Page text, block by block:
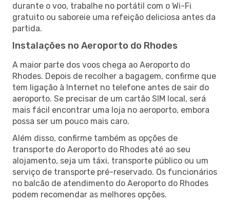
durante o voo, trabalhe no portátil com o Wi-Fi
gratuito ou saboreie uma refeição deliciosa antes da
partida.
Instalações no Aeroporto do Rhodes
A maior parte dos voos chega ao Aeroporto do
Rhodes. Depois de recolher a bagagem, confirme que
tem ligação à Internet no telefone antes de sair do
aeroporto. Se precisar de um cartão SIM local, será
mais fácil encontrar uma loja no aeroporto, embora
possa ser um pouco mais caro.
Além disso, confirme também as opções de
transporte do Aeroporto do Rhodes até ao seu
alojamento, seja um táxi, transporte público ou um
serviço de transporte pré-reservado. Os funcionários
no balcão de atendimento do Aeroporto do Rhodes
podem recomendar as melhores opções.